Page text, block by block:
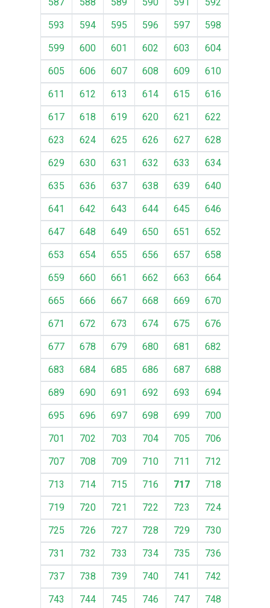
593
594 595 596 597
598
599
600 601 602 603
604
605
606 607 608 609
610
611
612 613 614 615
616
617
618 619 620 621
622
623
624 625 626 627
628
629
630 631 632 633
634
635
636 637 638 639
640
641
642 643 644 645
646
647
648 649 650 651
652
653
654 655 656 657
658
659
660 661 662 663
664
665
666 667 668 669
670
671
672 673 674 675
676
677
678 679 680 681
682
683
684 685 686 687
688
689
690 691 692 693
694
695
696 697 698 699
700
701
702 703 704 705
706
707
708 709 710 711
712
713
714 715 716 717
718
719
720 721 722 723
724
725
726 727 728 729
730
731
732 733 734 735
736
737
738 739 740 741
742
743
744 745 746 747 748